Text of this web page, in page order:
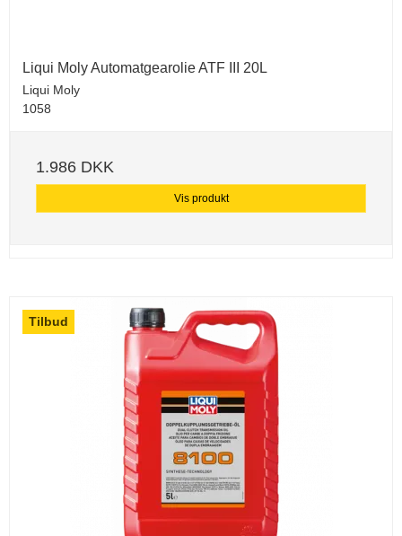
Liqui Moly Automatgearolie ATF III 20L
Liqui Moly
1058
1.986 DKK
Vis produkt
Tilbud